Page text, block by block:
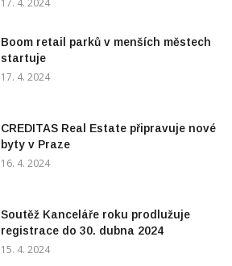
Boom retail parků v menších městech
17. 4. 2024
16. 4. 2024
15. 4. 2024